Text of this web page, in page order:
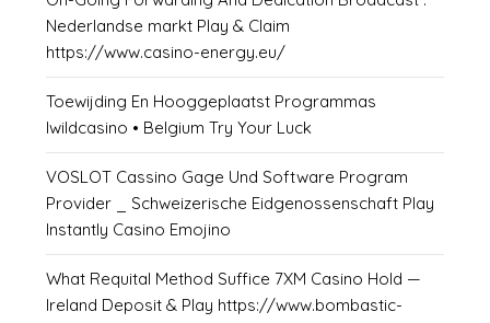
Nederlandse markt Play & Claim
https://www.casino-energy.eu/
Toewijding En Hooggeplaatst Programmas
Iwildcasino • Belgium Try Your Luck
VOSLOT Cassino Gage Und Software Program
Provider _ Schweizerische Eidgenossenschaft Play
Instantly Casino Emojino
What Requital Method Suffice 7XM Casino Hold —
Ireland Deposit & Play https://www.bombastic-